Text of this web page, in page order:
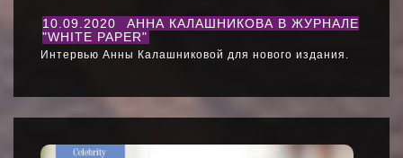
10.09.2020
АННА КАЛАШНИКОВА В ЖУРНАЛЕ
"WHITE PAPER"
Интервью Анны Калашниковой для нового издания.